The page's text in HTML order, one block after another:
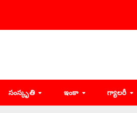
సంస్కృతి ఇంకా గ్యాలరీ